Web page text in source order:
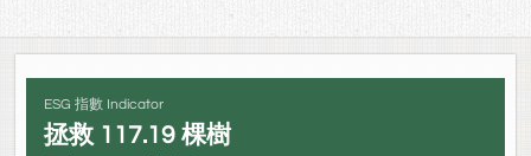
ESG 指數 Indicator
拯救 117.19 棵樹